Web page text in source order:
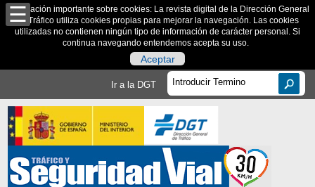
Información importante sobre cookies: La revista digital de la Dirección General
de Tráfico utiliza cookies propias para mejorar la navegación. Las cookies
utilizadas no contienen ningún tipo de información de carácter personal. Si
continua navegando entendemos acepta su uso.
Aceptar
Ir a la DGT